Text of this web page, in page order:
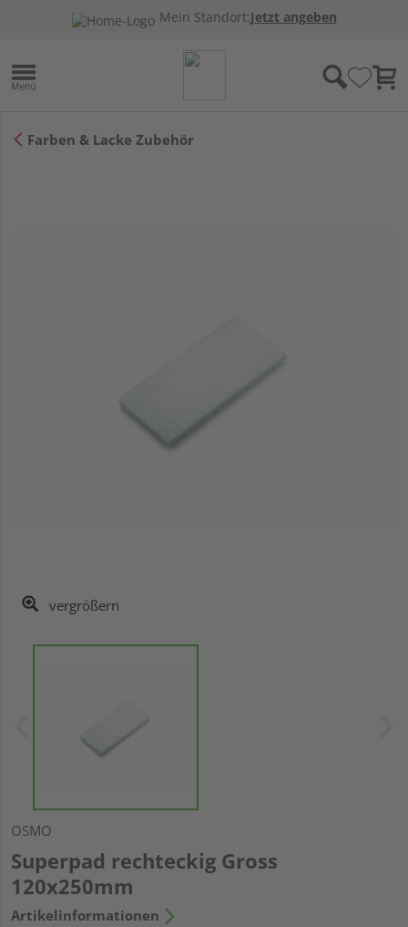
Mein Standort:Jetzt angeben
Farben & Lacke Zubehör
vergrößern
OSMO
Superpad rechteckig Gross
120x250mm
Artikelinformationen